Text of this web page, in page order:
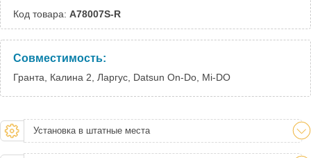
Самара:
Тверь:
Тюмень:
Под заказ
Челябинск:
Под заказ
Код товара: A78007S-R
Совместимость:
Гранта, Калина 2, Ларгус, Datsun On-Do, Mi-DO
Установка в штатные места